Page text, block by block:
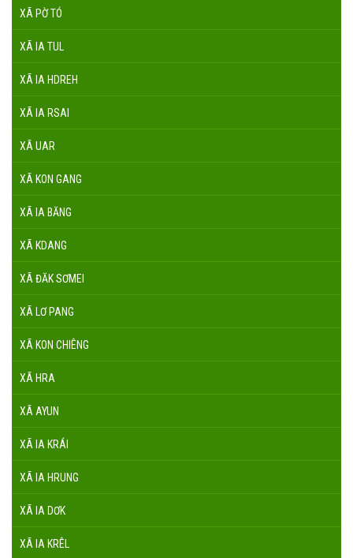
XÃ PỜ TÓ
XÃ IA TUL
XÃ IA HDREH
XÃ IA RSAI
XÃ UAR
XÃ KON GANG
XÃ IA BĂNG
XÃ KDANG
XÃ ĐĂK SƠMEI
XÃ LƠ PANG
XÃ KON CHIÊNG
XÃ HRA
XÃ AYUN
XÃ IA KRÁI
XÃ IA HRUNG
XÃ IA DƠK
XÃ IA KRÊL